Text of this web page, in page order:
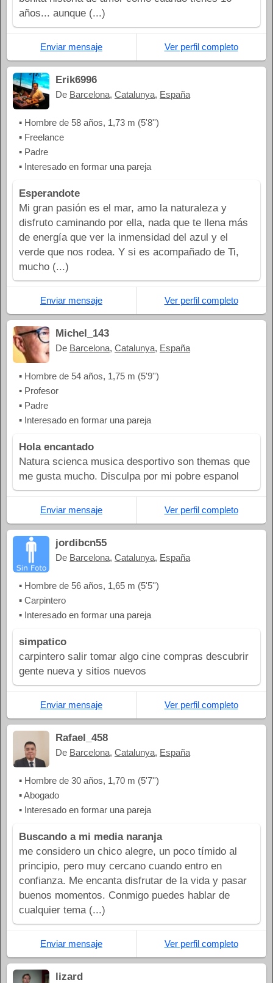
años... aunque (...)
Enviar mensaje Ver perfil completo
Erik6996
De Barcelona, Catalunya, España
▪ Hombre de 58 años, 1,73 m (5'8'')
▪ Freelance
▪ Padre
▪ Interesado en formar una pareja
Esperandote
Mi gran pasión es el mar, amo la naturaleza y
disfruto caminando por ella, nada que te llena más
de energía que ver la inmensidad del azul y el
verde que nos rodea. Y si es acompañado de Ti,
mucho (...)
Enviar mensaje Ver perfil completo
Michel_143
De Barcelona, Catalunya, España
▪ Hombre de 54 años, 1,75 m (5'9'')
▪ Profesor
▪ Padre
▪ Interesado en formar una pareja
Hola encantado
Natura scienca musica desportivo son themas que
me gusta mucho. Disculpa por mi pobre espanol
Enviar mensaje Ver perfil completo
jordibcn55
De Barcelona, Catalunya, España
▪ Hombre de 56 años, 1,65 m (5'5'')
▪ Carpintero
▪ Interesado en formar una pareja
simpatico
carpintero salir tomar algo cine compras descubrir
gente nueva y sitios nuevos
Enviar mensaje Ver perfil completo
Rafael_458
De Barcelona, Catalunya, España
▪ Hombre de 30 años, 1,70 m (5'7'')
▪ Abogado
▪ Interesado en formar una pareja
Buscando a mi media naranja
me considero un chico alegre, un poco tímido al
principio, pero muy cercano cuando entro en
confianza. Me encanta disfrutar de la vida y pasar
buenos momentos. Conmigo puedes hablar de
cualquier tema (...)
Enviar mensaje Ver perfil completo
lizard